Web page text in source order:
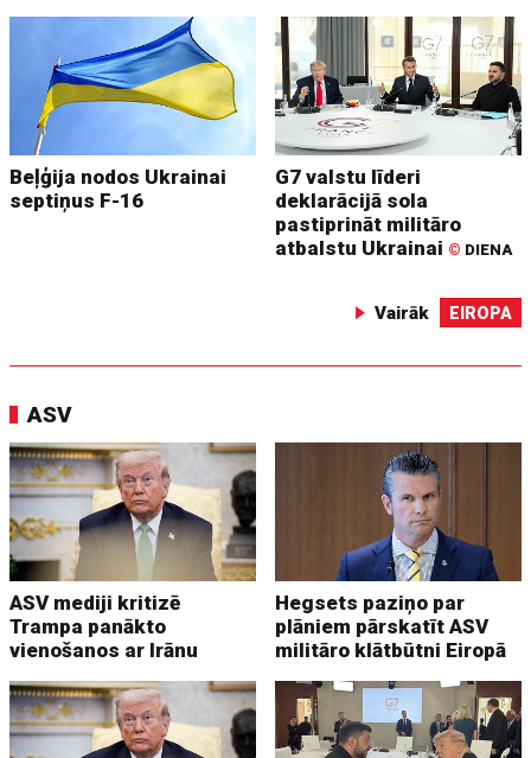
Beļģija nodos Ukrainai
septiņus F-16
G7 valstu līderi
deklarācijā sola
pastiprināt militāro
atbalstu Ukrainai © DIENA
Vairāk EIROPA
ASV
ASV mediji kritizē
Trampa panākto
vienošanos ar Irānu
Hegsets paziņo par
plāniem pārskatīt ASV
militāro klātbūtni Eiropā